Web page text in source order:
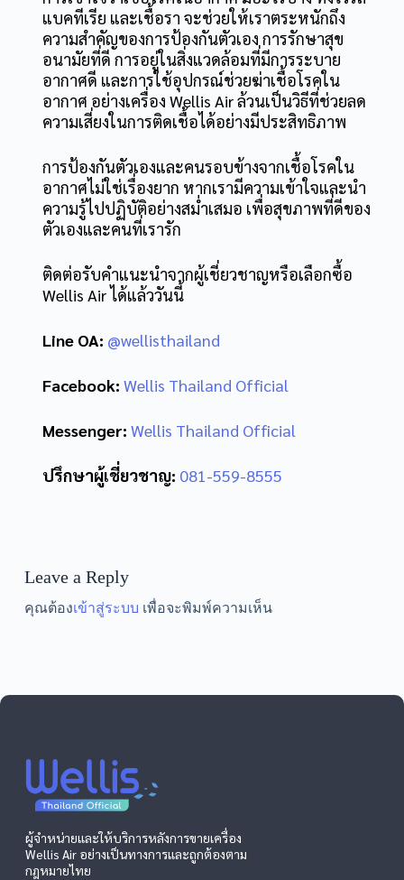
แบคทีเรีย และเชื้อรา จะช่วยให้เราตระหนักถึง
ความสำคัญของการป้องกันตัวเอง การรักษาสุข
อนามัยที่ดี การอยู่ในสิ่งแวดล้อมที่มีการระบาย
อากาศดี และการใช้อุปกรณ์ช่วยฆ่าเชื้อโรคใน
อากาศ อย่างเครื่อง Wellis Air ล้วนเป็นวิธีที่ช่วยลด
ความเสี่ยงในการติดเชื้อได้อย่างมีประสิทธิภาพ
การป้องกันตัวเองและคนรอบข้างจากเชื้อโรคใน
อากาศไม่ใช่เรื่องยาก หากเรามีความเข้าใจและนำ
ความรู้ไปปฏิบัติอย่างสม่ำเสมอ เพื่อสุขภาพที่ดีของ
ตัวเองและคนที่เรารัก
ติดต่อรับคำแนะนำจากผู้เชี่ยวชาญหรือเลือกซื้อ
Wellis Air ได้แล้ววันนี้
Line OA: @wellisthailand
Facebook: Wellis Thailand Official
Messenger: Wellis Thailand Official
ปรึกษาผู้เชี่ยวชาญ: 081-559-8555
Leave a Reply
คุณต้องเข้าสู่ระบบ เพื่อจะพิมพ์ความเห็น
ผู้จำหน่ายและให้บริการหลังการขายเครื่อง
Wellis Air อย่างเป็นทางการและถูกต้องตาม
กฎหมายไทย